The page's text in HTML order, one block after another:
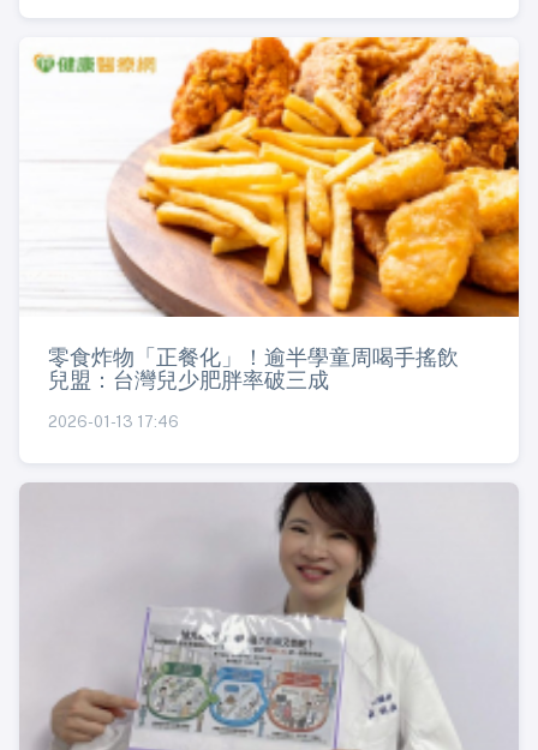
零食炸物「正餐化」！逾半學童周喝手搖飲
兒盟：台灣兒少肥胖率破三成
2026-01-13 17:46